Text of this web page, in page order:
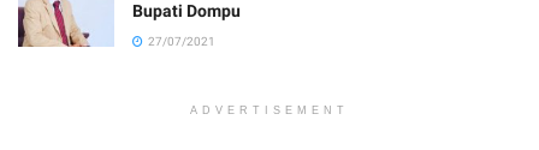
Bupati Dompu
27/07/2021
ADVERTISEMENT